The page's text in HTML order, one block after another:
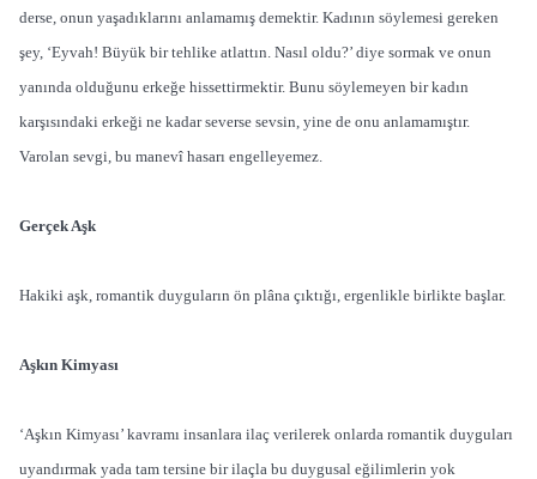
derse, onun yaşadıklarını anlamamış demektir. Kadının söylemesi gereken
şey, ‘Eyvah! Büyük bir tehlike atlattın. Nasıl oldu?’ diye sormak ve onun
yanında olduğunu erkeğe hissettirmektir. Bunu söylemeyen bir kadın
karşısındaki erkeği ne kadar severse sevsin, yine de onu anlamamıştır.
Varolan sevgi, bu manevî hasarı engelleyemez.
Gerçek Aşk
Hakiki aşk, romantik duyguların ön plâna çıktığı, ergenlikle birlikte başlar.
Aşkın Kimyası
‘Aşkın Kimyası’ kavramı insanlara ilaç verilerek onlarda romantik duyguları
uyandırmak yada tam tersine bir ilaçla bu duygusal eğilimlerin yok